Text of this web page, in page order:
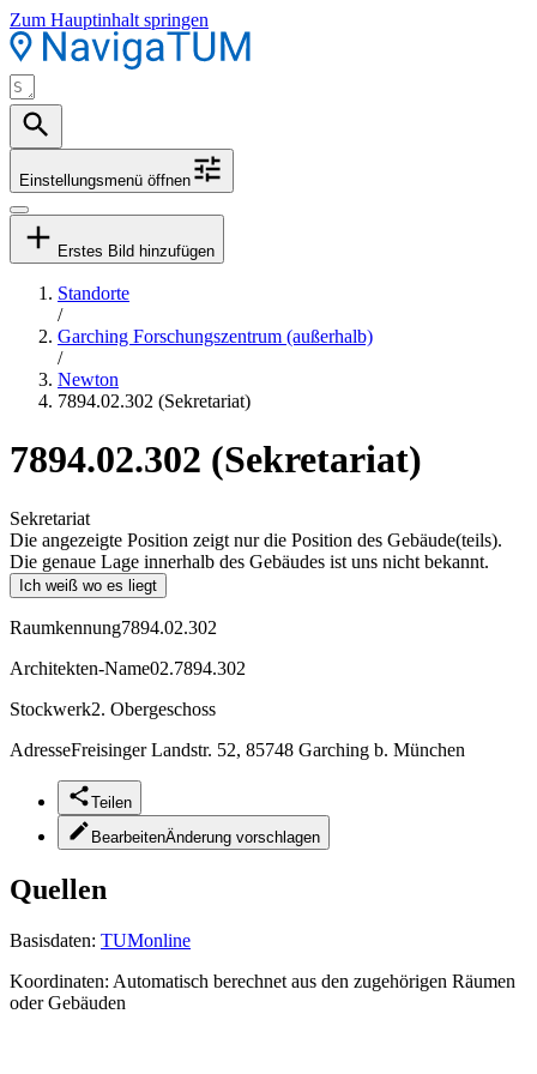
Zum Hauptinhalt springen
Einstellungsmenü öffnen
Erstes Bild hinzufügen
Standorte
/
Garching Forschungszentrum (außerhalb)
/
Newton
7894.02.302 (Sekretariat)
7894.02.302 (Sekretariat)
Sekretariat
Die angezeigte Position zeigt nur die Position des Gebäude(teils).
Die genaue Lage innerhalb des Gebäudes ist uns nicht bekannt.
Ich weiß wo es liegt
Raumkennung7894.02.302
Architekten-Name02.7894.302
Stockwerk2. Obergeschoss
AdresseFreisinger Landstr. 52, 85748 Garching b. München
Teilen
BearbeitenÄnderung vorschlagen
Quellen
Basisdaten: TUMonline
Koordinaten: Automatisch berechnet aus den zugehörigen Räumen
oder Gebäuden